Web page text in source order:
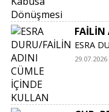
FAİLİN
ESRA
29.07.2026